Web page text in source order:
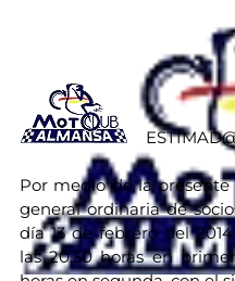
Por medio de la
general ordinaria de
día 13 de febrero del
las 20.30 horas en